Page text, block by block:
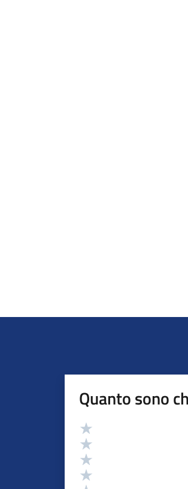
Quanto sono
Valutazione